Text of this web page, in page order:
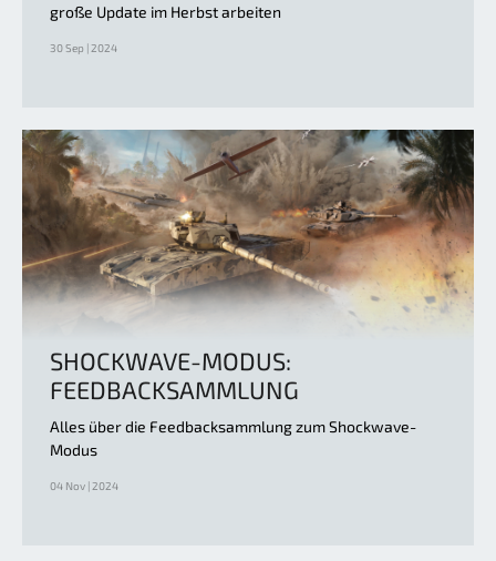
große Update im Herbst arbeiten
30 Sep | 2024
SHOCKWAVE-MODUS:
FEEDBACKSAMMLUNG
Alles über die Feedbacksammlung zum Shockwave-
Modus
04 Nov | 2024